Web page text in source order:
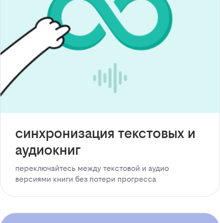
синхронизация текстовых и
аудиокниг
переключайтесь между текстовой и аудио
версиями книги без потери прогресса